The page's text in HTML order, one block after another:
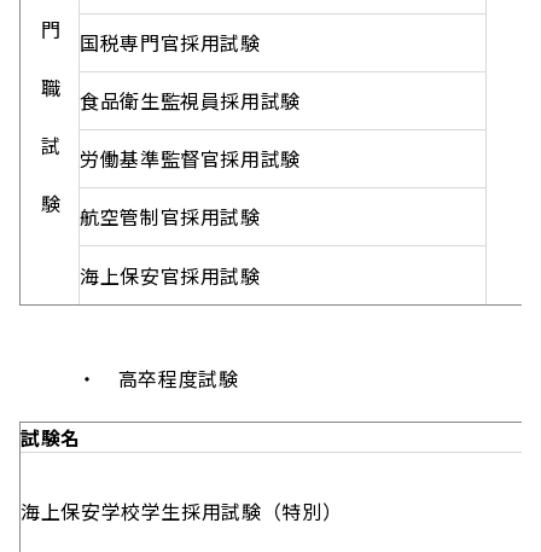
門
職
試
験
国税専門官採用試験
食品衛生監視員採用試験
労働基準監督官採用試験
航空管制官採用試験
海上保安官採用試験
・ 高卒程度試験
試験名
海上保安学校学生採用試験（特別）